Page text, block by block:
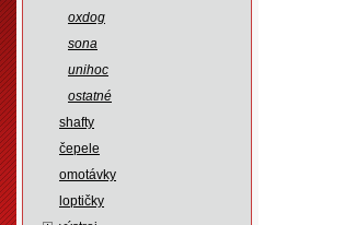
oxdog
sona
unihoc
ostatné
shafty
čepele
omotávky
loptičky